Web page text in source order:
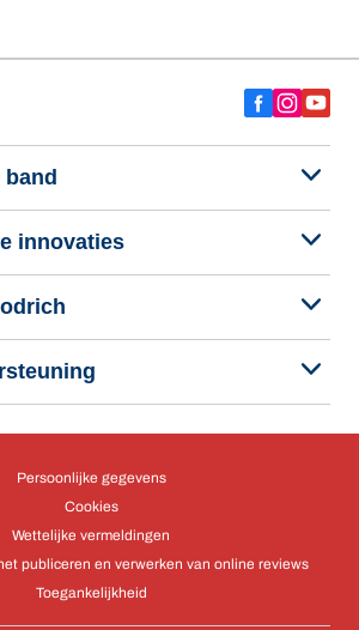
innovaties
Persoonlijke gegevens
Cookies
Wettelijke vermeldingen
publiceren en verwerken van online reviews
Toegankelijkheid